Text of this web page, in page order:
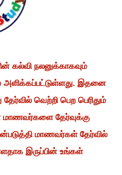
கல்வி நலனுக்காகவும்
இதனை
வெற்றி பெற பெரிதும்
தேர்வுக்கு
மாணவர்கள் தேர்வில்
இருப்பின் உங்கள்